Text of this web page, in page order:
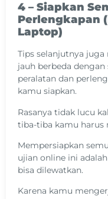
4 – Siapkan
Perlengkapan
Laptop)
Tips selanjutnya
jauh berbeda
peralatan dan
kamu siapkan.
Rasanya tidak lucu
tiba-tiba kamu harus
Mempersiapkan
ujian online ini
bisa dilewatkan.
Karena kamu